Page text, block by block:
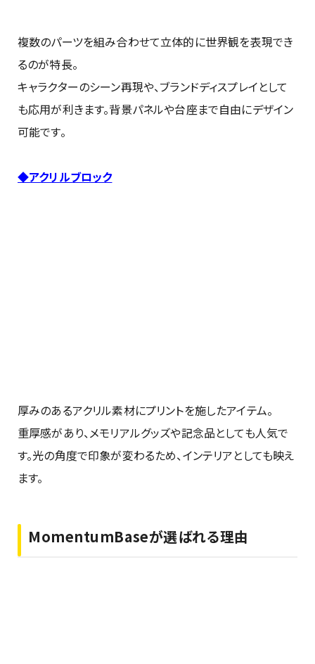
複数のパーツを組み合わせて立体的に世界観を表現でき
るのが特長。
キャラクターのシーン再現や、ブランドディスプレイとして
も応用が利きます。背景パネルや台座まで自由にデザイン
可能です。
◆アクリルブロック
厚みのあるアクリル素材にプリントを施したアイテム。
重厚感があり、メモリアルグッズや記念品としても人気で
す。光の角度で印象が変わるため、インテリアとしても映え
ます。
MomentumBaseが選ばれる理由